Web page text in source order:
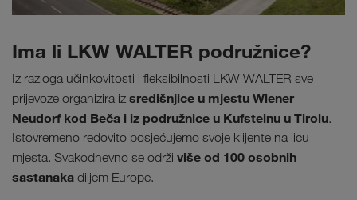
Ima li LKW WALTER podružnice?
Iz razloga učinkovitosti i fleksibilnosti LKW WALTER sve
prijevoze organizira iz središnjice u mjestu Wiener
Neudorf kod Beča i iz podružnice u Kufsteinu u Tirolu.
Istovremeno redovito posjećujemo svoje klijente na licu
mjesta. Svakodnevno se održi više od 100 osobnih
sastanaka diljem Europe.